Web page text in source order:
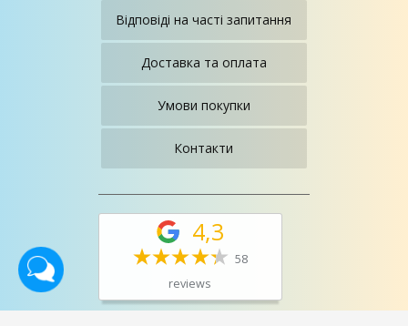
Відповіді на часті запитання
Доставка та оплата
Умови покупки
Контакти
4,3
58
reviews